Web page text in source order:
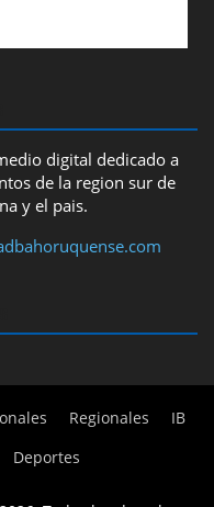
digital dedicado a
de la region sur de
y el pais.
Regionales
IB
Deportes